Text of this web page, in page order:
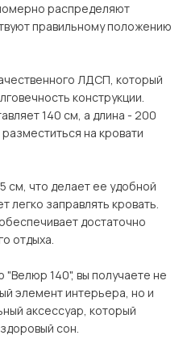
распределяют
правильному положению
ЛДСП, который
конструкции.
140 см, а длина - 200
на кровати
см, что делает ее удобной
легко заправлять кровать.
достаточно
отдыха.
140", вы получаете не
элемент интерьера, но и
аксессуар, который
сон.